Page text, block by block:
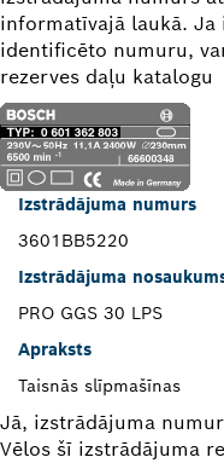
informatīvajā laukā.
identificēto numuru,
rezerves daļu katalogu
Izstrādājuma numurs
3601BB5220
Izstrādājuma
PRO GGS 30 LPS
Apraksts
Taisnās slīpmašīnas
Jā, izstrādājuma
Vēlos šī izstrādājuma